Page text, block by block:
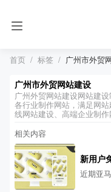
首页 标签 广州市外贸
广州市外贸网站建设
广州外贸网站建设网站建
各行业制作网站，满足网
线网站建设、高端企业制作
相关内容
新用户
近期亚